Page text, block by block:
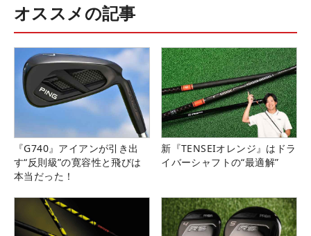
オススメの記事
『G740』アイアンが引き出
す“反則級”の寛容性と飛びは
本当だった！
新『TENSEIオレンジ』はドラ
イバーシャフトの“最適解”